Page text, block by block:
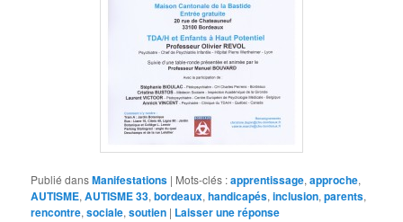
Publié dansManifestations | Mots-clés :apprentissage,approche,
AUTISME,AUTISME 33,bordeaux,handicapés,inclusion,parents,
rencontre,sociale,soutien | Laisser une réponse